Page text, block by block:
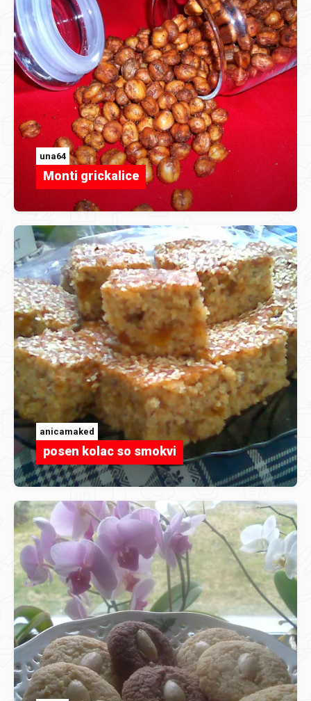
una64
Monti grickalice
anicamaked
posen kolac so smokvi